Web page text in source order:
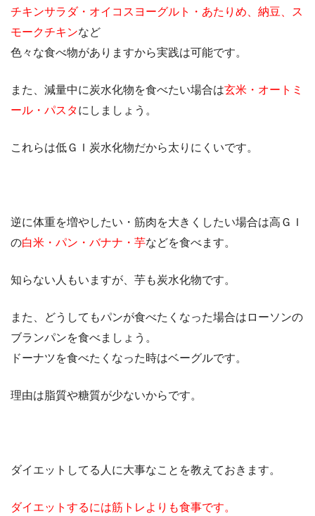
チキンサラダ・オイコスヨーグルト・あたりめ、納豆、ス
モークチキンなど
色々な食べ物がありますから実践は可能です。
また、減量中に炭水化物を食べたい場合は玄米・オートミ
ール・パスタにしましょう。
これらは低ＧＩ炭水化物だから太りにくいです。
逆に体重を増やしたい・筋肉を大きくしたい場合は高ＧＩ
の白米・パン・バナナ・芋などを食べます。
知らない人もいますが、芋も炭水化物です。
また、どうしてもパンが食べたくなった場合はローソンの
ブランパンを食べましょう。
ドーナツを食べたくなった時はベーグルです。
理由は脂質や糖質が少ないからです。
ダイエットしてる人に大事なことを教えておきます。
ダイエットするには筋トレよりも食事です。